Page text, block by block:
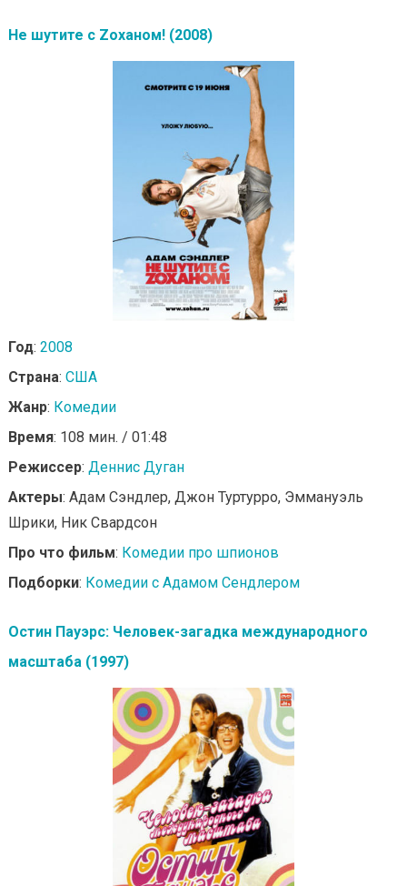
Не шутите с Zоханом! (2008)
Год: 2008
Страна: США
Жанр: Комедии
Время: 108 мин. / 01:48
Режиссер: Деннис Дуган
Актеры: Адам Сэндлер, Джон Туртурро, Эммануэль
Шрики, Ник Свардсон
Про что фильм: Комедии про шпионов
Подборки: Комедии с Адамом Сендлером
Остин Пауэрс: Человек-загадка международного
масштаба (1997)